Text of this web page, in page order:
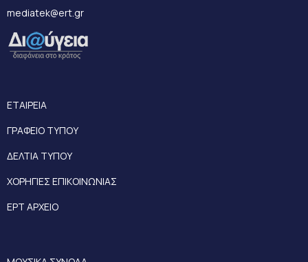
mediatek@ert.gr
ΕΤΑΙΡΕΙΑ
ΓΡΑΦΕΙΟ ΤΥΠΟΥ
ΔΕΛΤΙΑ ΤΥΠΟΥ
ΧΟΡΗΓΙΕΣ ΕΠΙΚΟΙΝΩΝΙΑΣ
ΕΡΤ ΑΡΧΕΙΟ